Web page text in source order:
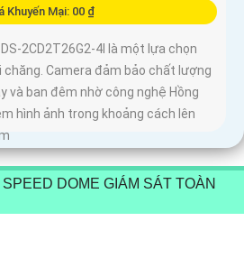
Khuyến Mại: 00 ₫
2CD2T26G2-4I là một lựa chọn
Camera đảm bảo chất lượng
và ban đêm nhờ công nghệ Hồng
hình ảnh trong khoảng cách lên
DOME GIÁM SÁT TOÀN